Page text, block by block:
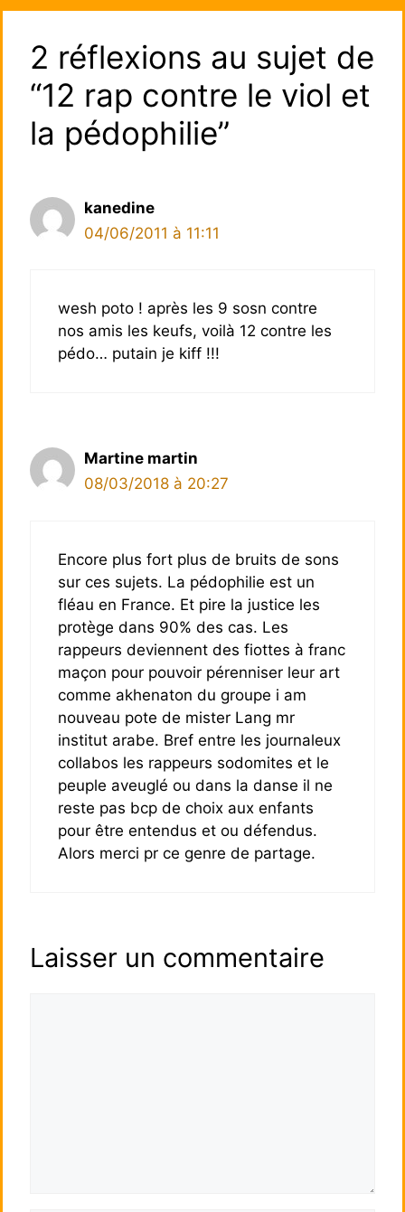
2 réflexions au sujet de
“12 rap contre le viol et
la pédophilie”
kanedine
04/06/2011 à 11:11
wesh poto ! après les 9 sosn contre
nos amis les keufs, voilà 12 contre les
pédo… putain je kiff !!!
Martine martin
08/03/2018 à 20:27
Encore plus fort plus de bruits de sons
sur ces sujets. La pédophilie est un
fléau en France. Et pire la justice les
protège dans 90% des cas. Les
rappeurs deviennent des fiottes à franc
maçon pour pouvoir pérenniser leur art
comme akhenaton du groupe i am
nouveau pote de mister Lang mr
institut arabe. Bref entre les journaleux
collabos les rappeurs sodomites et le
peuple aveuglé ou dans la danse il ne
reste pas bcp de choix aux enfants
pour être entendus et ou défendus.
Alors merci pr ce genre de partage.
Laisser un commentaire